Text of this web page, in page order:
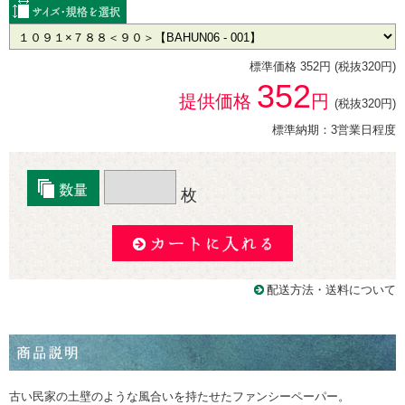
標準価格 352円 (税抜320円)
提供価格 352円 (税抜320円)
標準納期：3営業日程度
枚
配送方法・送料について
古い民家の土壁のような風合いを持たせたファンシーペーパー。